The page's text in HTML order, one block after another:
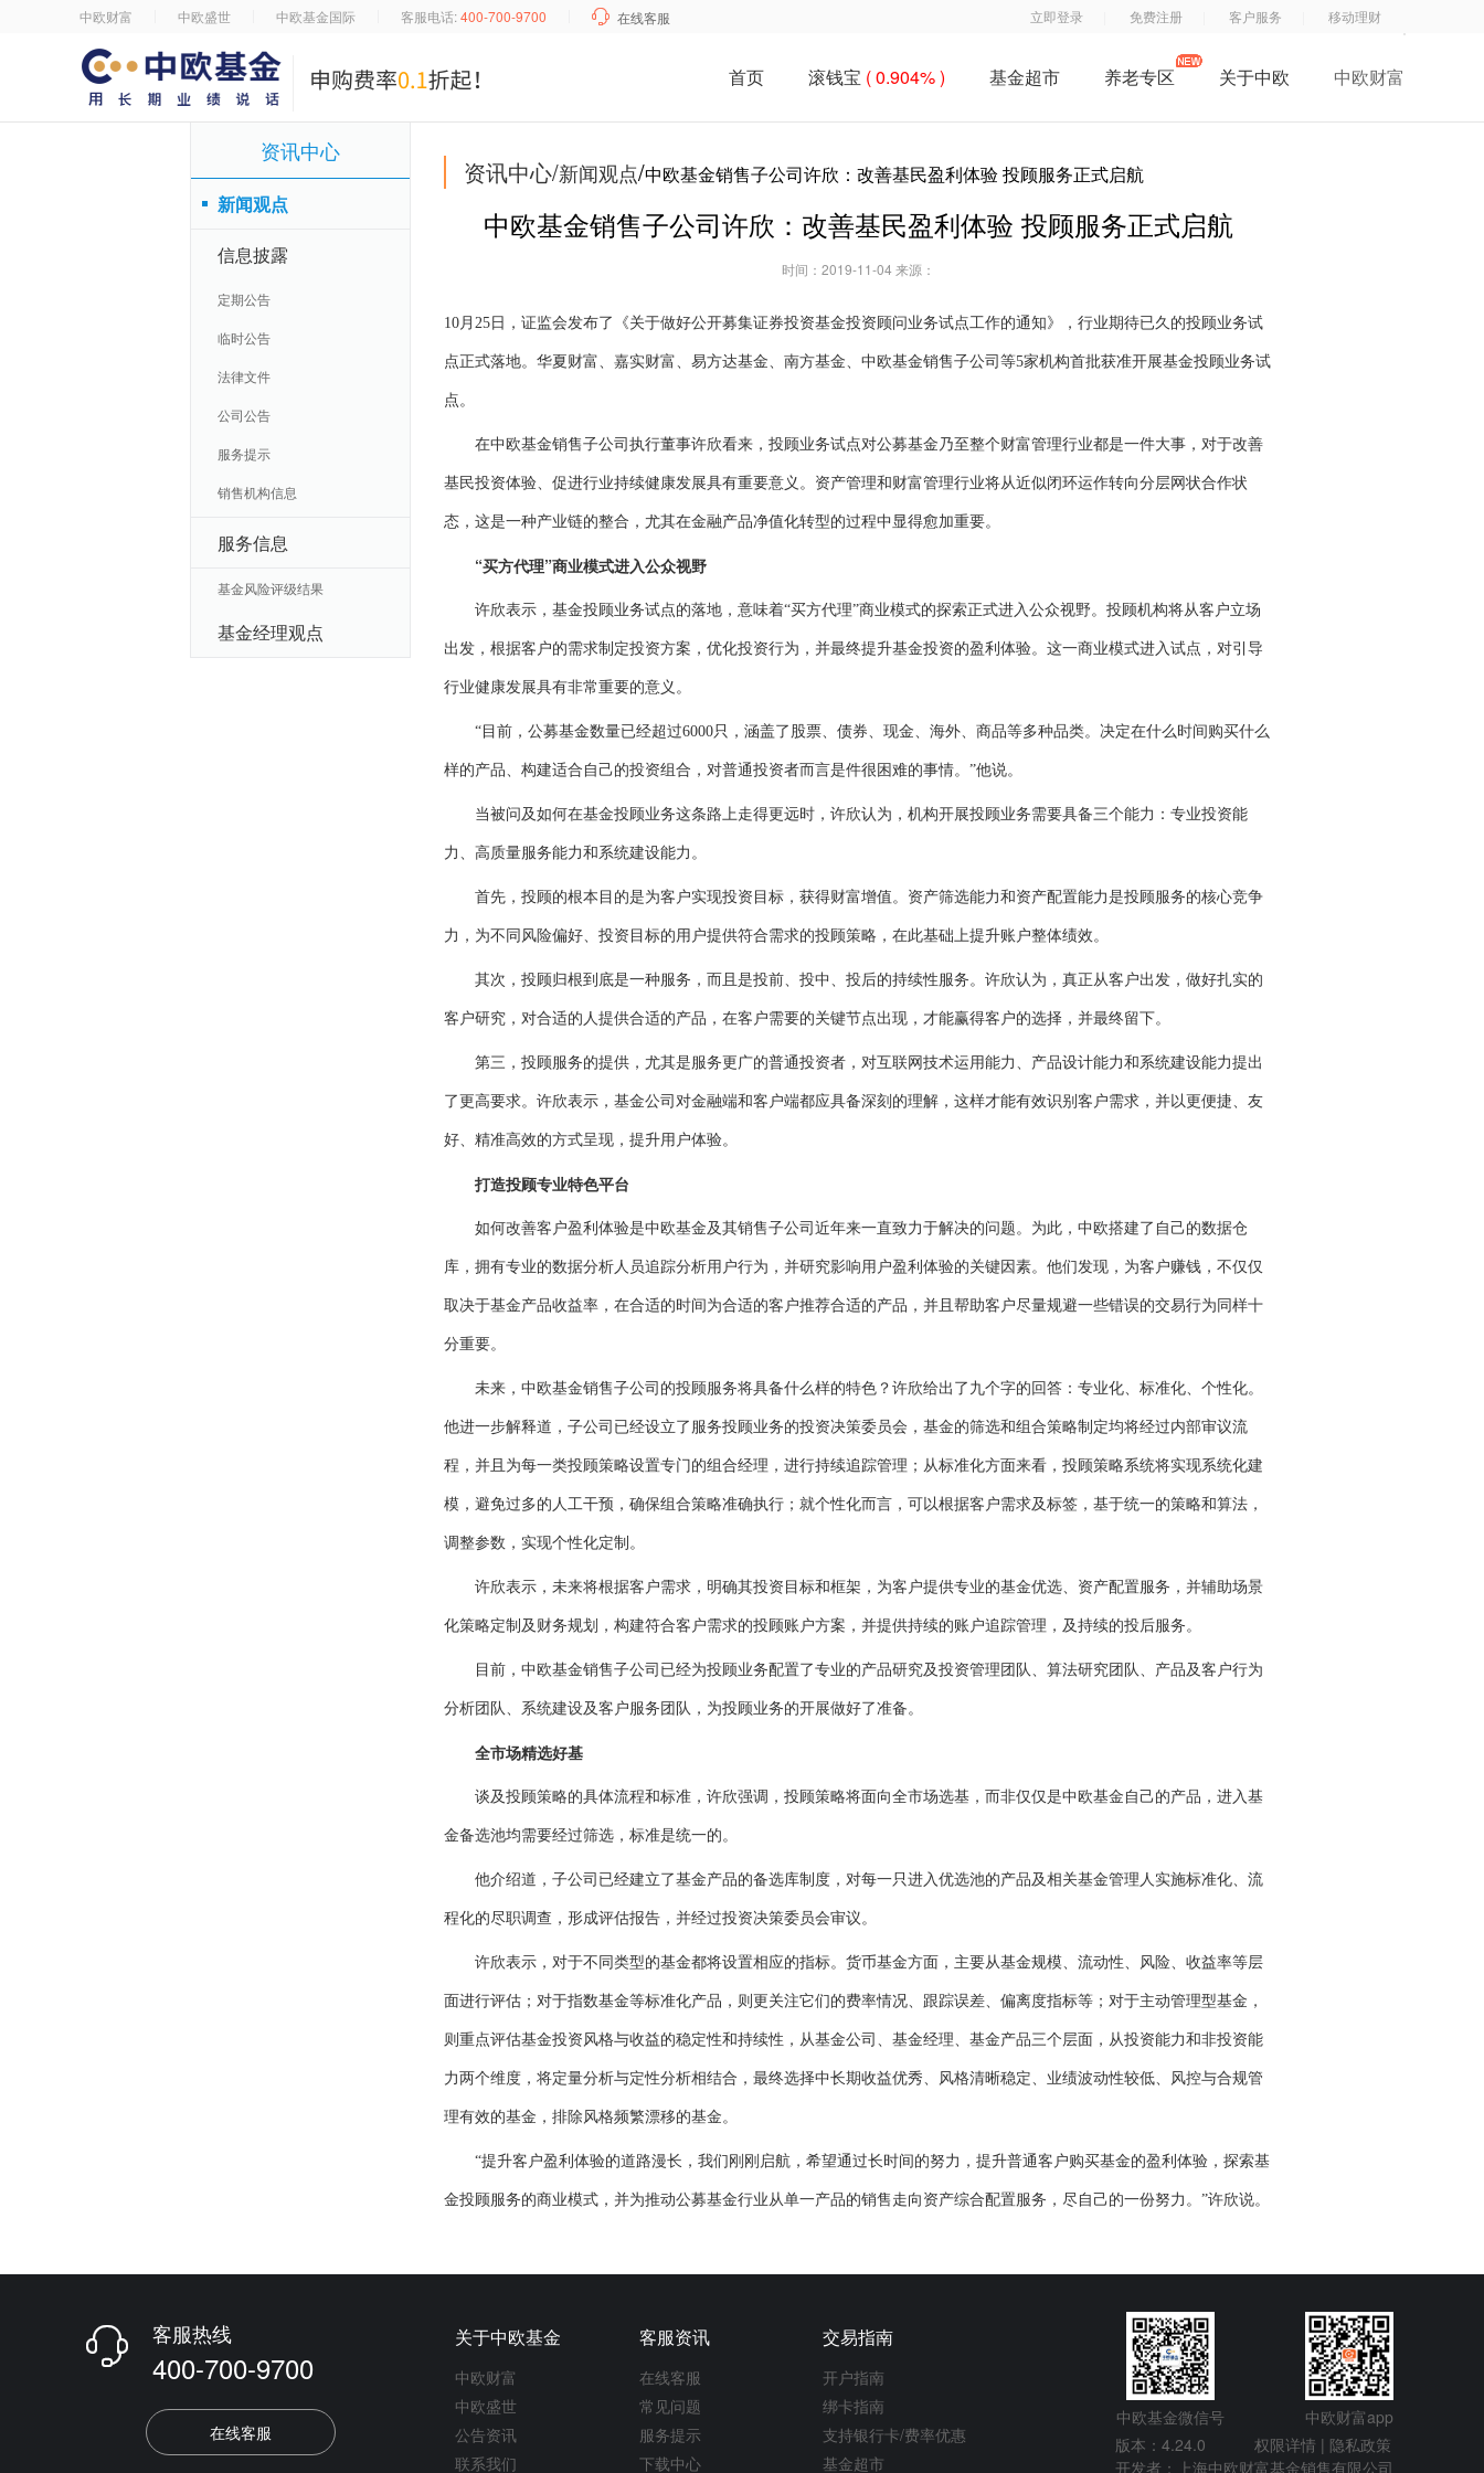
中欧财富 中欧盛世 中欧基金国际 客服电话:400-700-9700  在线客服 立即登录 免费注册 客户服务 移动理财
首页 滚钱宝 ( 0.904% ) 基金超市 养老专区 关于中欧
招贤纳士
中欧财富
资讯中心
新闻观点
信息披露
定期公告
临时公告
法律文件
公司公告
服务提示
销售机构信息
服务信息
基金风险评级结果
基金经理观点
资讯中心/新闻观点/中欧基金销售子公司许欣：改善基民盈利体验 投顾服务正式启航
中欧基金销售子公司许欣：改善基民盈利体验 投顾服务正式启航
时间：2019-11-04 来源：
10月25日，证监会发布了《关于做好公开募集证券投资基金投资顾问业务试点工作的通知》，行业期待已久的投顾业务试
点正式落地。华夏财富、嘉实财富、易方达基金、南方基金、中欧基金销售子公司等5家机构首批获准开展基金投顾业务试
点。
在中欧基金销售子公司执行董事许欣看来，投顾业务试点对公募基金乃至整个财富管理行业都是一件大事，对于改善
基民投资体验、促进行业持续健康发展具有重要意义。资产管理和财富管理行业将从近似闭环运作转向分层网状合作状
态，这是一种产业链的整合，尤其在金融产品净值化转型的过程中显得愈加重要。
“买方代理”商业模式进入公众视野
许欣表示，基金投顾业务试点的落地，意味着“买方代理”商业模式的探索正式进入公众视野。投顾机构将从客户立场
出发，根据客户的需求制定投资方案，优化投资行为，并最终提升基金投资的盈利体验。这一商业模式进入试点，对引导
行业健康发展具有非常重要的意义。
“目前，公募基金数量已经超过6000只，涵盖了股票、债券、现金、海外、商品等多种品类。决定在什么时间购买什么
样的产品、构建适合自己的投资组合，对普通投资者而言是件很困难的事情。”他说。
当被问及如何在基金投顾业务这条路上走得更远时，许欣认为，机构开展投顾业务需要具备三个能力：专业投资能
力、高质量服务能力和系统建设能力。
首先，投顾的根本目的是为客户实现投资目标，获得财富增值。资产筛选能力和资产配置能力是投顾服务的核心竞争
力，为不同风险偏好、投资目标的用户提供符合需求的投顾策略，在此基础上提升账户整体绩效。
其次，投顾归根到底是一种服务，而且是投前、投中、投后的持续性服务。许欣认为，真正从客户出发，做好扎实的
客户研究，对合适的人提供合适的产品，在客户需要的关键节点出现，才能赢得客户的选择，并最终留下。
第三，投顾服务的提供，尤其是服务更广的普通投资者，对互联网技术运用能力、产品设计能力和系统建设能力提出
了更高要求。许欣表示，基金公司对金融端和客户端都应具备深刻的理解，这样才能有效识别客户需求，并以更便捷、友
好、精准高效的方式呈现，提升用户体验。
打造投顾专业特色平台
如何改善客户盈利体验是中欧基金及其销售子公司近年来一直致力于解决的问题。为此，中欧搭建了自己的数据仓
库，拥有专业的数据分析人员追踪分析用户行为，并研究影响用户盈利体验的关键因素。他们发现，为客户赚钱，不仅仅
取决于基金产品收益率，在合适的时间为合适的客户推荐合适的产品，并且帮助客户尽量规避一些错误的交易行为同样十
分重要。
未来，中欧基金销售子公司的投顾服务将具备什么样的特色？许欣给出了九个字的回答：专业化、标准化、个性化。
他进一步解释道，子公司已经设立了服务投顾业务的投资决策委员会，基金的筛选和组合策略制定均将经过内部审议流
程，并且为每一类投顾策略设置专门的组合经理，进行持续追踪管理；从标准化方面来看，投顾策略系统将实现系统化建
模，避免过多的人工干预，确保组合策略准确执行；就个性化而言，可以根据客户需求及标签，基于统一的策略和算法，
调整参数，实现个性化定制。
许欣表示，未来将根据客户需求，明确其投资目标和框架，为客户提供专业的基金优选、资产配置服务，并辅助场景
化策略定制及财务规划，构建符合客户需求的投顾账户方案，并提供持续的账户追踪管理，及持续的投后服务。
目前，中欧基金销售子公司已经为投顾业务配置了专业的产品研究及投资管理团队、算法研究团队、产品及客户行为
分析团队、系统建设及客户服务团队，为投顾业务的开展做好了准备。
全市场精选好基
谈及投顾策略的具体流程和标准，许欣强调，投顾策略将面向全市场选基，而非仅仅是中欧基金自己的产品，进入基
金备选池均需要经过筛选，标准是统一的。
他介绍道，子公司已经建立了基金产品的备选库制度，对每一只进入优选池的产品及相关基金管理人实施标准化、流
程化的尽职调查，形成评估报告，并经过投资决策委员会审议。
许欣表示，对于不同类型的基金都将设置相应的指标。货币基金方面，主要从基金规模、流动性、风险、收益率等层
面进行评估；对于指数基金等标准化产品，则更关注它们的费率情况、跟踪误差、偏离度指标等；对于主动管理型基金，
则重点评估基金投资风格与收益的稳定性和持续性，从基金公司、基金经理、基金产品三个层面，从投资能力和非投资能
力两个维度，将定量分析与定性分析相结合，最终选择中长期收益优秀、风格清晰稳定、业绩波动性较低、风控与合规管
理有效的基金，排除风格频繁漂移的基金。
“提升客户盈利体验的道路漫长，我们刚刚启航，希望通过长时间的努力，提升普通客户购买基金的盈利体验，探索基
金投顾服务的商业模式，并为推动公募基金行业从单一产品的销售走向资产综合配置服务，尽自己的一份努力。”许欣说。
 客服热线
400-700-9700
在线客服
关于中欧基金
中欧财富
中欧盛世
公告资讯
联系我们
客服资讯
在线客服
常见问题
服务提示
下载中心
交易指南
开户指南
绑卡指南
支持银行卡/费率优惠
基金超市
中欧基金微信号
版本：4.24.0
权限详情 | 隐私政策
开发者：上海中欧财富基金销售有限公司
中欧财富app